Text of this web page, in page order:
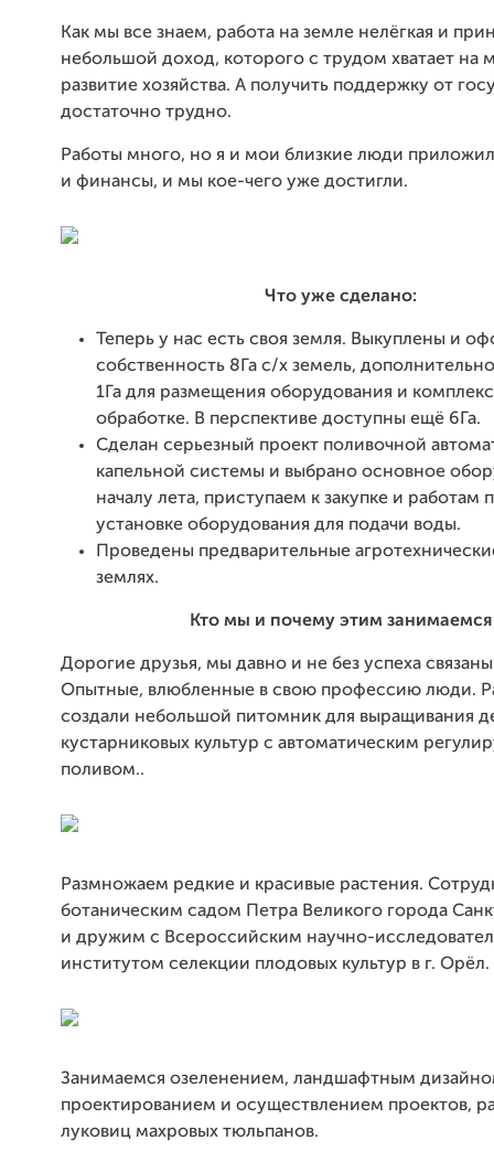
Как мы все знаем, работа на земле нелёгкая и
небольшой доход, которого с трудом хватает на
развитие хозяйства. А получить поддержку от
достаточно трудно.
Работы много, но я и мои близкие люди
и финансы, и мы кое-чего уже достигли.
Что уже сделано:
Теперь у нас есть своя земля. Выкуплены и
собственность 8Га с/х земель,
1Га для размещения оборудования и
обработке. В перспективе доступны ещё 6Га.
Сделан серьезный проект поливочной
капельной системы и выбрано основное
началу лета, приступаем к закупке и работам
установке оборудования для подачи воды.
Проведены предварительные
землях.
Кто мы и почему этим занимаемся
Дорогие друзья, мы давно и не без успеха
Опытные, влюбленные в свою профессию люди.
создали небольшой питомник для выращивания
кустарниковых культур с автоматическим
поливом..
Размножаем редкие и красивые растения.
ботаническим садом Петра Великого города
и дружим с Всероссийским научно-
институтом селекции плодовых культур в г. Орёл.
Занимаемся озеленением, ландшафтным
проектированием и осуществлением проектов,
луковиц махровых тюльпанов.